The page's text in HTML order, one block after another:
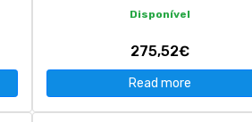
Disponível
275,52€
Read more